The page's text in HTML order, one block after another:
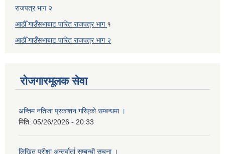
राजपत्र भाग २
आठौँ गाउँसभाबाट पारित राजपत्र भाग १
आठौँ गाउँसभाबाट पारित राजपत्र भाग २
रोजगारमूलक सेवा
अन्तिम नतिजा प्रकाशन गरिएको सम्बन्धमा ।
मिति: 05/26/2026 - 20:33
लिखित परीक्षा अन्तर्वार्ता सम्बन्धी सूचना ।